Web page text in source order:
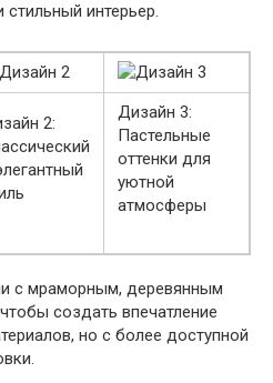
интерьер.
2:
Дизайн 3:
Пастельные
оттенки для
уютной
атмосферы
с мраморным, деревянным
создать впечатление
но с более доступной